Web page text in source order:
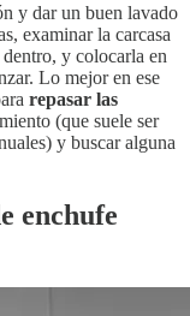
y dar un buen lavado
examinar la carcasa
y colocarla en
Lo mejor en ese
repasar las
(que suele ser
y buscar alguna
enchufe